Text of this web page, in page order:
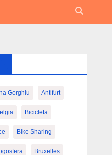
Gorghiu Antifurt
Bicicleta
Bike Sharing
Bruxelles